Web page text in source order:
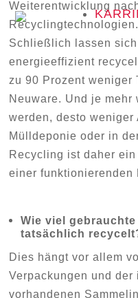
Weiterentwicklung
Recyclingtechnologien.
Schließlich lassen
energieeffizient
zu 90 Prozent weniger
Neuware. Und je
werden, desto
Mülldeponie oder in
Recycling ist daher
einer funktionierenden
Wie viel
tatsächlich
Dies hängt vor allem
Verpackungen und
vorhandenen